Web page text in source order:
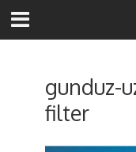
gunduz-
filter